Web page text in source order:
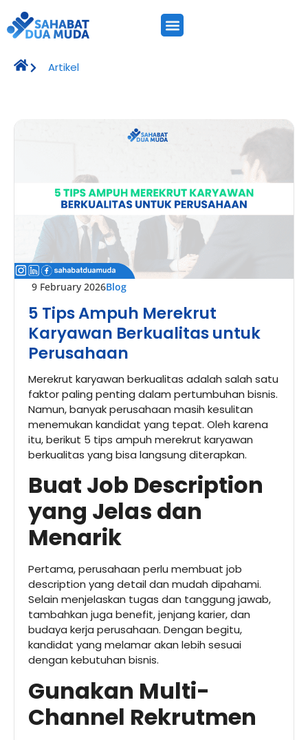
Artikel
9 February 2026Blog
5 Tips Ampuh Merekrut
Karyawan Berkualitas untuk
Perusahaan
Merekrut karyawan berkualitas adalah salah satu
faktor paling penting dalam pertumbuhan bisnis.
Namun, banyak perusahaan masih kesulitan
menemukan kandidat yang tepat. Oleh karena
itu, berikut 5 tips ampuh merekrut karyawan
berkualitas yang bisa langsung diterapkan.
Buat Job Description
yang Jelas dan
Menarik
Pertama, perusahaan perlu membuat job
description yang detail dan mudah dipahami.
Selain menjelaskan tugas dan tanggung jawab,
tambahkan juga benefit, jenjang karier, dan
budaya kerja perusahaan. Dengan begitu,
kandidat yang melamar akan lebih sesuai
dengan kebutuhan bisnis.
Gunakan Multi-
Channel Rekrutmen